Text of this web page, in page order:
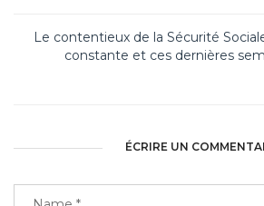
Le contentieux de la Sécurité
constante et ces dernières
ÉCRIRE UN